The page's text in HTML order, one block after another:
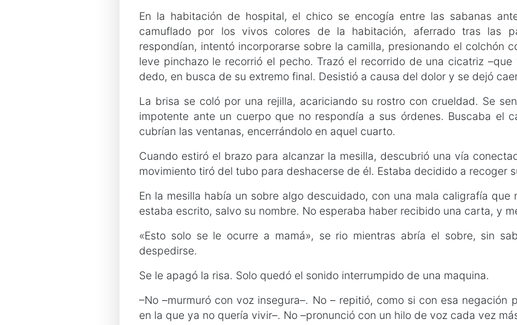
En la habitación de hospital, el chico se encogía entre las sabanas
camuflado por los vivos colores de la habitación, aferrado tras las
respondían, intentó incorporarse sobre la camilla, presionando el colchón
leve pinchazo le recorrió el pecho. Trazó el recorrido de una cicatriz
dedo, en busca de su extremo final. Desistió a causa del dolor y se dejó
La brisa se coló por una rejilla, acariciando su rostro con crueldad. Se
impotente ante un cuerpo que no respondía a sus órdenes. Buscaba el
cubrían las ventanas, encerrándolo en aquel cuarto.
Cuando estiró el brazo para alcanzar la mesilla, descubrió una vía
movimiento tiró del tubo para deshacerse de él. Estaba decidido a recoger
En la mesilla había un sobre algo descuidado, con una mala caligrafía
estaba escrito, salvo su nombre. No esperaba haber recibido una carta, y
«Esto solo se le ocurre a mamá», se rio mientras abría el sobre, sin
despedirse.
Se le apagó la risa. Solo quedó el sonido interrumpido de una maquina.
–No –murmuró con voz insegura–. No – repitió, como si con esa negación
en la que ya no quería vivir–. No –pronunció con un hilo de voz cada vez